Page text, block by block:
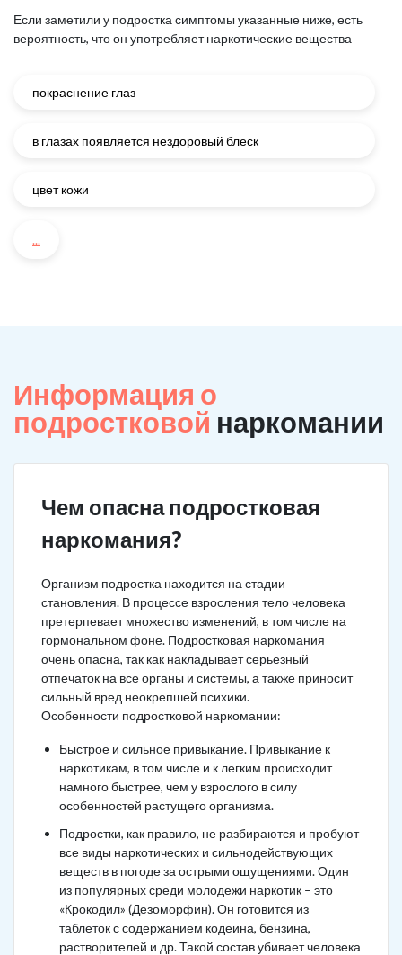
Если заметили у подростка симптомы указанные ниже, есть
вероятность, что он употребляет наркотические вещества
покраснение глаз
в глазах появляется нездоровый блеск
цвет кожи
...
Информация о
подростковой наркомании
Чем опасна подростковая
наркомания?
Организм подростка находится на стадии
становления. В процессе взросления тело человека
претерпевает множество изменений, в том числе на
гормональном фоне. Подростковая наркомания
очень опасна, так как накладывает серьезный
отпечаток на все органы и системы, а также приносит
сильный вред неокрепшей психики.
Особенности подростковой наркомании:
Быстрое и сильное привыкание. Привыкание к
наркотикам, в том числе и к легким происходит
намного быстрее, чем у взрослого в силу
особенностей растущего организма.
Подростки, как правило, не разбираются и пробуют
все виды наркотических и сильнодействующих
веществ в погоде за острыми ощущениями. Один
из популярных среди молодежи наркотик – это
«Крокодил» (Дезоморфин). Он готовится из
таблеток с содержанием кодеина, бензина,
растворителей и др. Такой состав убивает человека